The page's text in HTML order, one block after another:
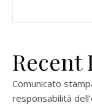
Recent
Comunicato
responsabilità